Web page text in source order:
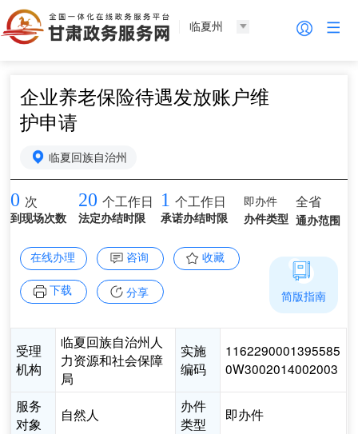
临夏州
企业养老保险待遇发放账户维
护申请
临夏回族自治州
0 次
到现场次数
20 个工作日
法定办结时限
1 个工作日
承诺办结时限
即办件
办件类型
全省
通办范围
在线办理 咨询 收藏
下载 分享
受理
机构
临夏回族自治州人
力资源和社会保障
局
实施
编码
1162290001395585
0W3002014002003
服务
对象
自然人
办件
类型
即办件
简版指南